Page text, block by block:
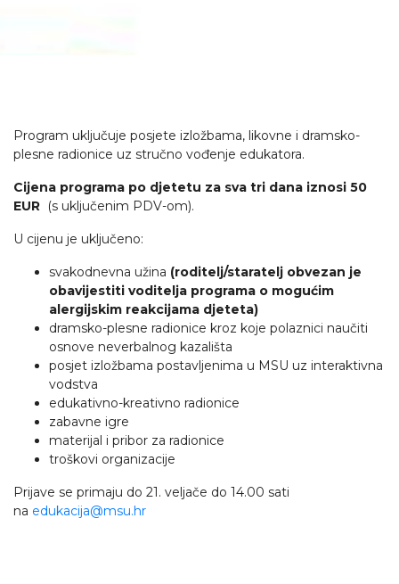
Program uključuje posjete izložbama, likovne i dramsko-
plesne radionice uz stručno vođenje edukatora.
Cijena programa po djetetu za sva tri dana iznosi 50
EUR (s uključenim PDV-om).
U cijenu je uključeno:
svakodnevna užina (roditelj/staratelj obvezan je
obavijestiti voditelja programa o mogućim
alergijskim reakcijama djeteta)
dramsko-plesne radionice kroz koje polaznici naučiti
osnove neverbalnog kazališta
posjet izložbama postavljenima u MSU uz interaktivna
vodstva
edukativno-kreativno radionice
zabavne igre
materijal i pribor za radionice
troškovi organizacije
Prijave se primaju do 21. veljače do 14.00 sati
na edukacija@msu.hr